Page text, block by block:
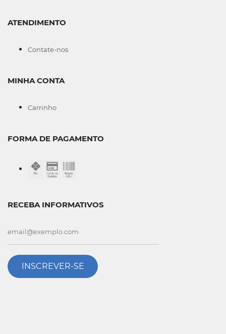
ATENDIMENTO
Contate-nos
MINHA CONTA
Carrinho
FORMA DE PAGAMENTO
RECEBA INFORMATIVOS
INSCREVER-SE